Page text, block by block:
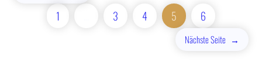
1 3 4 5 6
Nächste Seite →